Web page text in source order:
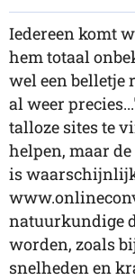
Iedereen komt
hem totaal
wel een belletje
al weer
talloze sites te
helpen, maar
is
natuurkundige
worden, zoals
snelheden en